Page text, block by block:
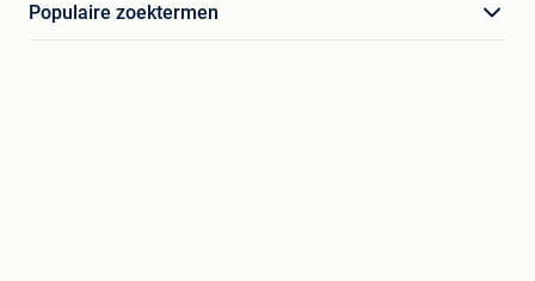
Populaire zoektermen